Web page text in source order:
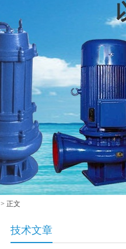
> 正文
技术文章